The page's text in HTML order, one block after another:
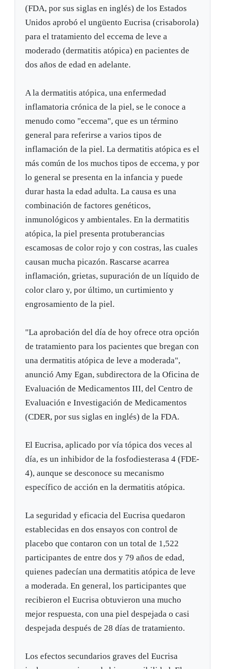
(FDA, por sus siglas en inglés) de los Estados
Unidos aprobó el ungüento Eucrisa (crisaborola)
para el tratamiento del eccema de leve a
moderado (dermatitis atópica) en pacientes de
dos años de edad en adelante.
A la dermatitis atópica, una enfermedad
inflamatoria crónica de la piel, se le conoce a
menudo como "eccema", que es un término
general para referirse a varios tipos de
inflamación de la piel. La dermatitis atópica es el
más común de los muchos tipos de eccema, y por
lo general se presenta en la infancia y puede
durar hasta la edad adulta. La causa es una
combinación de factores genéticos,
inmunológicos y ambientales. En la dermatitis
atópica, la piel presenta protuberancias
escamosas de color rojo y con costras, las cuales
causan mucha picazón. Rascarse acarrea
inflamación, grietas, supuración de un líquido de
color claro y, por último, un curtimiento y
engrosamiento de la piel.
"La aprobación del día de hoy ofrece otra opción
de tratamiento para los pacientes que bregan con
una dermatitis atópica de leve a moderada",
anunció Amy Egan, subdirectora de la Oficina de
Evaluación de Medicamentos III, del Centro de
Evaluación e Investigación de Medicamentos
(CDER, por sus siglas en inglés) de la FDA.
El Eucrisa, aplicado por vía tópica dos veces al
día, es un inhibidor de la fosfodiesterasa 4 (FDE-
4), aunque se desconoce su mecanismo
específico de acción en la dermatitis atópica.
La seguridad y eficacia del Eucrisa quedaron
establecidas en dos ensayos con control de
placebo que contaron con un total de 1,522
participantes de entre dos y 79 años de edad,
quienes padecían una dermatitis atópica de leve
a moderada. En general, los participantes que
recibieron el Eucrisa obtuvieron una mucho
mejor respuesta, con una piel despejada o casi
despejada después de 28 días de tratamiento.
Los efectos secundarios graves del Eucrisa